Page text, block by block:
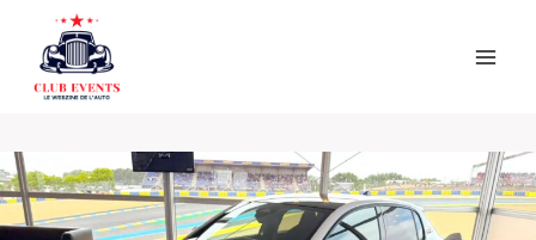
content